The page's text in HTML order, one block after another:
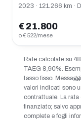
2023 · 121.266 km ·
€ 21.800
o € 522/mese
Rate calcolate su
TAEG 8,90%.
tasso fisso.
valori indicati sono
contrattuale. La
finanziato; salvo
complete e fogli